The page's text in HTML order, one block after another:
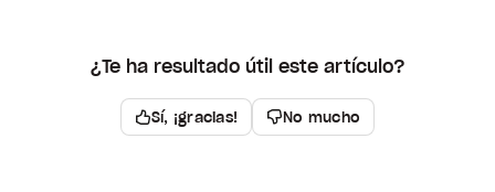
¿Te ha resultado útil este artículo?
Sí, ¡gracias! No mucho